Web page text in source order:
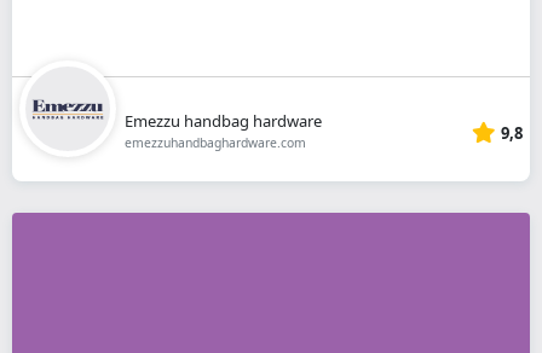
Emezzu handbag hardware
emezzuhandbaghardware.com 9,8